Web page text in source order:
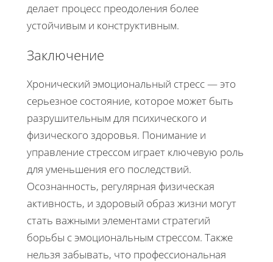
делает процесс преодоления более
устойчивым и конструктивным.
Заключение
Хронический эмоциональный стресс — это
серьезное состояние, которое может быть
разрушительным для психического и
физического здоровья. Понимание и
управление стрессом играет ключевую роль
для уменьшения его последствий.
Осознанность, регулярная физическая
активность, и здоровый образ жизни могут
стать важными элементами стратегий
борьбы с эмоциональным стрессом. Также
нельзя забывать, что профессиональная